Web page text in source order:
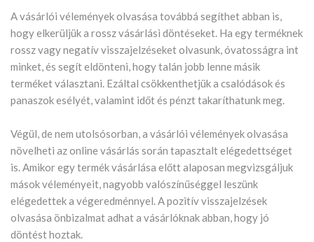
A vásárlói vélemények olvasása továbbá segíthet abban is,
hogy elkerüljük a rossz vásárlási döntéseket. Ha egy terméknek
rossz vagy negatív visszajelzéseket olvasunk, óvatosságra int
minket, és segít eldönteni, hogy talán jobb lenne másik
terméket választani. Ezáltal csökkenthetjük a csalódások és
panaszok esélyét, valamint időt és pénzt takaríthatunk meg.
Végül, de nem utolsósorban, a vásárlói vélemények olvasása
növelheti az online vásárlás során tapasztalt elégedettséget
is. Amikor egy termék vásárlása előtt alaposan megvizsgáljuk
mások véleményeit, nagyobb valószínűséggel leszünk
elégedettek a végeredménnyel. A pozitív visszajelzések
olvasása önbizalmat adhat a vásárlóknak abban, hogy jó
döntést hoztak.